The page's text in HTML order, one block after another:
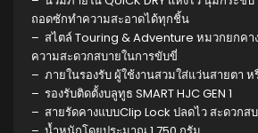
ถอดซักทำความสะอาดได้ทุกชิ้น
– สไตล์ Touring & Adventure หมวกยกค
ความสะดวกสบายในการขับขี่
– ภายในรองรับ ผู้ใช้งานสวมใส่แว่นสายตา
– รองรับติดตั้งบลูทูธ SMART HJC GEN 1
– สายรัดคางแบบClip Lock ปลดไว สะดวกส